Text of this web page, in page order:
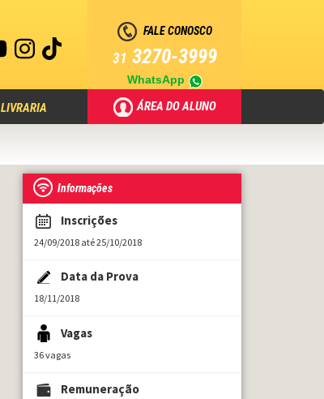
FALE CONOSCO
31 3270-3999
WhatsApp
LIVRARIA ÁREA DO ALUNO
Informações
Inscrições
24/09/2018 até 25/10/2018
Data da Prova
18/11/2018
Vagas
36 vagas
Remuneração